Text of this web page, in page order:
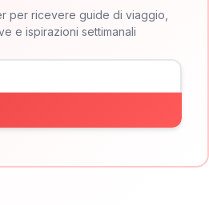
per ricevere guide di viaggio,
e ispirazioni settimanali